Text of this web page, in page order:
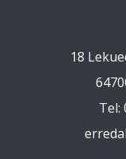
18
Tel: